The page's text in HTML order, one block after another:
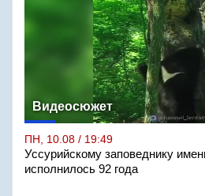
Видеосюжет
ПН, 10.08 / 19:49
Уссурийскому заповеднику
исполнилось 92 года